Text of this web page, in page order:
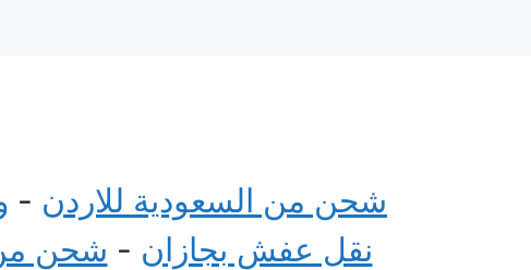
شحن من السعودية للاردن -
نقل عفش بجازان - شحن من